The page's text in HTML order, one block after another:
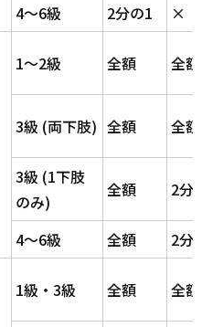
4～6級
2分の1 ×
1～2級 全額 全額
3級 (両下肢) 全額 全額
3級 (1下肢
のみ)
全額 2分
4～6級 全額
2分
1級・3級 全額 全額